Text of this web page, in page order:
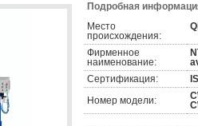
Подробная
Место
происхождения:
Фирменное
наименование:
Сертификация:
Номер модели: